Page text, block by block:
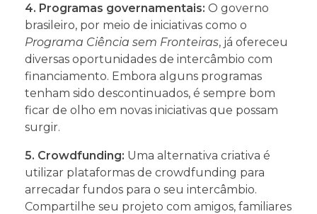
4. Programas governamentais: O governo
brasileiro, por meio de iniciativas como o
Programa Ciência sem Fronteiras, já ofereceu
diversas oportunidades de intercâmbio com
financiamento. Embora alguns programas
tenham sido descontinuados, é sempre bom
ficar de olho em novas iniciativas que possam
surgir.
5. Crowdfunding: Uma alternativa criativa é
utilizar plataformas de crowdfunding para
arrecadar fundos para o seu intercâmbio.
Compartilhe seu projeto com amigos, familiares